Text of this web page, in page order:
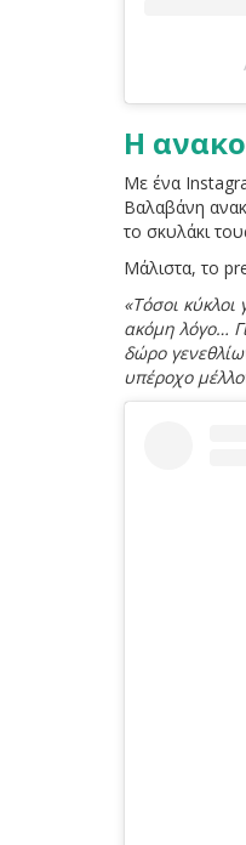
Η
Με ένα
Βαλαβάνη
το σκυλάκι
Μάλιστα, το
«Τόσοι
ακόμη λόγο…
δώρο
υπέροχο